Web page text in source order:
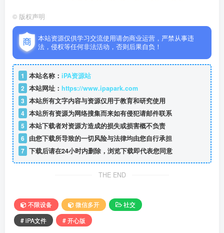
© 版权声明
本站资源仅供学习交流使用请勿商业运营，严禁从事违
法，侵权等任何非法活动，否则后果自负！
1 本站名称： iPA资源站
2 本站网址： https://www.ipapark.com
3 本站所有文字内容与资源仅用于教育和研究使用
4 本站所有资源为网络搜集而来如有侵犯请邮件联系
5 本站下载者对资源方造成的损失或损害概不负责
6 由您下载所导致的一切风险与法律均由您自行承担
7 下载后请在24小时内删除，浏览下载即代表您同意
THE END
不限设备 微信多开
社交
# iPA文件
# 开心版